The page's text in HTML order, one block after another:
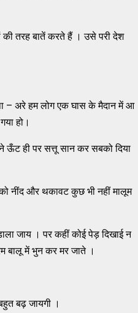
की तरह बातें करते हैं । उसे परी देश
– अरे हम लोग एक घास के मैदान में आ
हो।
ऊँट ही पर सत्तू सान कर सबको दिया
नींद और थकावट कुछ भी नहीं मालूम
जाय । पर कहीं कोई पेड़ दिखाई न
बालू में भुन कर मर जाते ।
बढ़ जायगी ।